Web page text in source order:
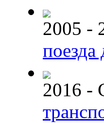
2005 -
2016 -